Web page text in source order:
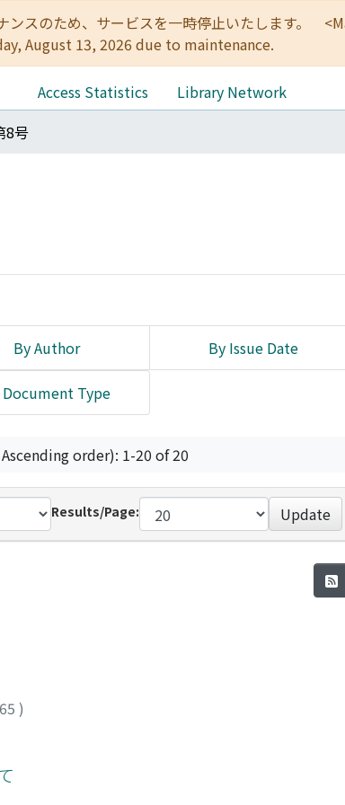
ンスのため、サービスを一時停止いたします。
August 13, 2026 due to maintenance.
Access Statistics
Library Network
8号
By Author By Issue Date
Document Type
order): 1-20 of 20
Results/Page: Update
)